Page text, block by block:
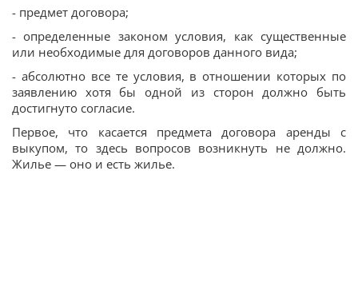
- предмет договора;
- определенные законом условия, как существенные
или необходимые для договоров данного вида;
- абсолютно все те условия, в отношении которых по
заявлению хотя бы одной из сторон должно быть
достигнуто согласие.
Первое, что касается предмета договора аренды с
выкупом, то здесь вопросов возникнуть не должно.
Жилье — оно и есть жилье.